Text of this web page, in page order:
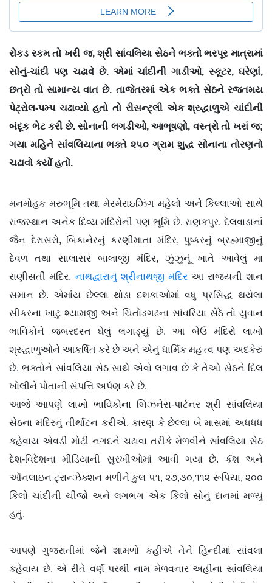
રોકડ રકમ તો ખરી જ, શ્રી સાંવલિયા સેઠને ભક્તો ભરપૂર માત્રામાં
સોનું-ચાંદી પણ ચઢાવે છે. એમાં ચાંદીની ગાડીઓ, સ્કૂટર, ઘરેણાં,
છત્રો તો સામાન્ય વાત છે. તાજેતરમાં એક ભક્તે સેઠને રજતમય
પેટ્રોલ-પમ્પ ચઢાવ્યો હતો તો રીસન્ટ્લી એક શ્રદ્ધાળુએ ચાંદીની
બંદૂક ભેટ કરી છે. સોનાની લગડીઓ, આભૂષણો, વસ્ત્રો તો ખરાં જ;
ગયા મહિને સાંવલિયાના ભક્તે ૨૫૦ ગ્રામ શુદ્ધ સોનાના તોરણનો
ચઢાવો કર્યો હતો.
મનમોહક મરુભૂમિ તથા મેસ્મેરાઇઝિંગ મહેલો અને કિલ્લાઓ સાથે
રાજસ્થાન અનેક દિવ્ય મંદિરોની પણ ભૂમિ છે. રાણકપુર, દેલવાડાનાં
જૈન દેરાસરો, બિકાનેરનું કરણીમાતા મંદિર, પુષ્કરનું બ્રહ્માજીનું
દેવળ તથા સાલાસર બાલાજી મંદિર, ઝુંઝુનૂં ખાતે આવેલું મા
રાણીસતી મંદિર, નાથદ્વારાનું શ્રીનાથજી મંદિર આ રાજ્યની શાન
સમાન છે. એમાંય છેલ્લા થોડા દશકાઓમાં વધુ પ્રસિદ્ધ થયેલા
સીકરના ખાટુ શ્યામજી અને ચિતોડગઢના સાંવરિયા સેઠે તો યુવાન
ભાવિકોને જબરદસ્ત ઘેલું લગાડ્યું છે. આ બેઉ મંદિરો લાખો
શ્રદ્ધાળુઓને આકર્ષિત કરે છે અને એનું ધાર્મિક મહત્ત્વ પણ અદકેરું
છે. ભક્તોને સાંવલિયા સેઠ સાથે એવો લગાવ છે કે તેઓ સેઠને દિલ
ખોલીને પોતાની સંપત્તિ અર્પણ કરે છે.
આજે આપણે લાખો ભાવિકોના બિઝનેસ-પાર્ટનર શ્રી સાંવલિયા
સેઠના મંદિરનું તીર્થાટન કરીએ, કારણ કે છેલ્લા બે માસમાં અધધધ
કહેવાય એવડી મોટી નગદને ચઢાવા તરીકે મેળવીને સાંવલિયા સેઠ
દેશ-વિદેશના મીડિયાની સુરખીઓમાં આવી ગયા છે. કૅશ અને
ઑનલાઇન ટ્રાન્ઝેક્શન મળીને કુલ ૫૧, ૨૭,૩૦,૧૧૨ રૂપિયા, ૨૦૦
કિલો ચાંદીની ચીજો અને લગભગ એક કિલો સોનું દાનમાં મળ્યું
હતું.
આપણે ગુજરાતીમાં જેને શામળો કહીએ તેને હિન્દીમાં સાંવલા
કહેવાય છે. એ રીતે વર્ણ પરથી નામ મેળવનાર અહીંના સાંવલિયા